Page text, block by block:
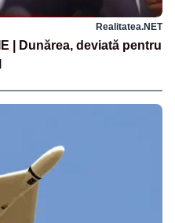
Realitatea.NET
| Dunărea, deviată pentru